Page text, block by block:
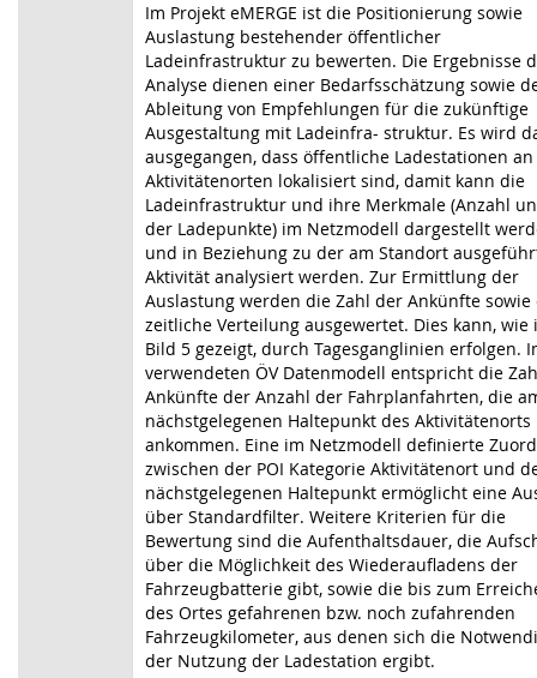
Im Projekt eMERGE ist die Positionierung sowie
Auslastung bestehender öffentlicher
Ladeinfrastruktur zu bewerten. Die Ergebnisse
Analyse dienen einer Bedarfsschätzung sowie
Ableitung von Empfehlungen für die zukünftige
Ausgestaltung mit Ladeinfra- struktur. Es wird
ausgegangen, dass öffentliche Ladestationen an
Aktivitätenorten lokalisiert sind, damit kann die
Ladeinfrastruktur und ihre Merkmale (Anzahl
der Ladepunkte) im Netzmodell dargestellt
und in Beziehung zu der am Standort
Aktivität analysiert werden. Zur Ermittlung der
Auslastung werden die Zahl der Ankünfte sowie
zeitliche Verteilung ausgewertet. Dies kann, wie
Bild 5 gezeigt, durch Tagesganglinien erfolgen.
verwendeten ÖV Datenmodell entspricht die
Ankünfte der Anzahl der Fahrplanfahrten, die
nächstgelegenen Haltepunkt des Aktivitätenorts
ankommen. Eine im Netzmodell definierte
zwischen der POI Kategorie Aktivitätenort und
nächstgelegenen Haltepunkt ermöglicht eine
über Standardfilter. Weitere Kriterien für die
Bewertung sind die Aufenthaltsdauer, die
über die Möglichkeit des Wiederaufladens der
Fahrzeugbatterie gibt, sowie die bis zum
des Ortes gefahrenen bzw. noch zufahrenden
Fahrzeugkilometer, aus denen sich die
der Nutzung der Ladestation ergibt.